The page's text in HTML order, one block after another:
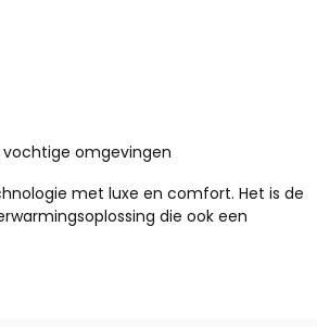
vochtige omgevingen
met luxe en comfort. Het is de
die ook een